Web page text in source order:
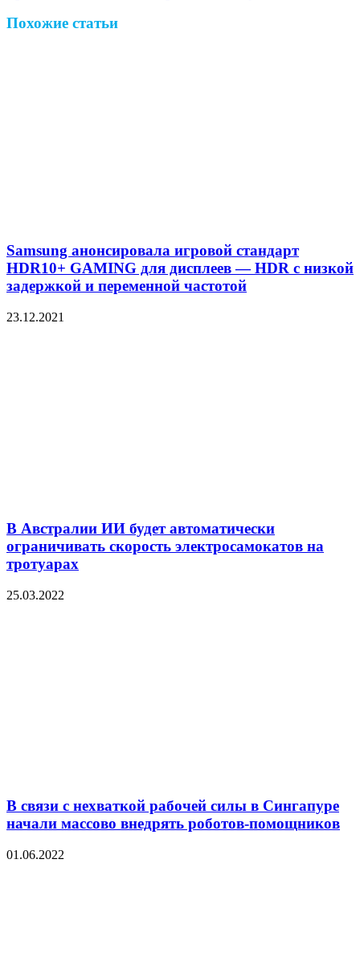
Похожие статьи
Samsung анонсировала игровой стандарт
HDR10+ GAMING для дисплеев — HDR с низкой
задержкой и переменной частотой
23.12.2021
В Австралии ИИ будет автоматически
ограничивать скорость электросамокатов на
тротуарах
25.03.2022
В связи с нехваткой рабочей силы в Сингапуре
начали массово внедрять роботов-помощников
01.06.2022